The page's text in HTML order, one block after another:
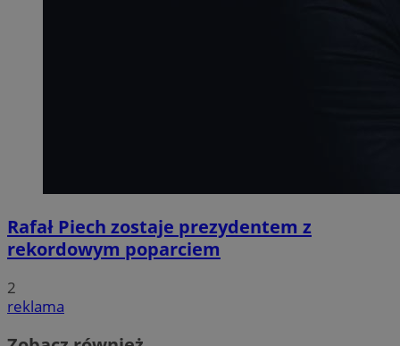
Rafał Piech zostaje prezydentem z
rekordowym poparciem
2
reklama